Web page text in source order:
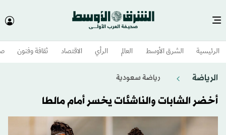
الرئيسية الشرق الأوسط​ العالم الرأي الاقتصاد ثقافة وفنون
الرياضة رياضة سعودية
أخضر الشابات والناشئات يخسر أمام مالطا